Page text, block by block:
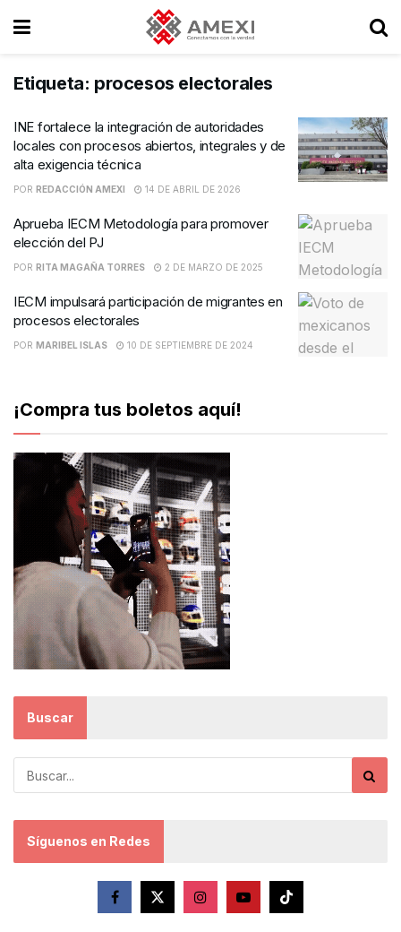
Etiqueta: procesos electorales
INE fortalece la integración de autoridades
locales con procesos abiertos, integrales y de
alta exigencia técnica
POR REDACCIÓN AMEXI 14 DE ABRIL DE 2026
Aprueba IECM Metodología para promover
elección del PJ
POR RITA MAGAÑA TORRES 2 DE MARZO DE 2025
IECM impulsará participación de migrantes en
procesos electorales
POR MARIBEL ISLAS 10 DE SEPTIEMBRE DE 2024
¡Compra tus boletos aquí!
Buscar
Síguenos en Redes